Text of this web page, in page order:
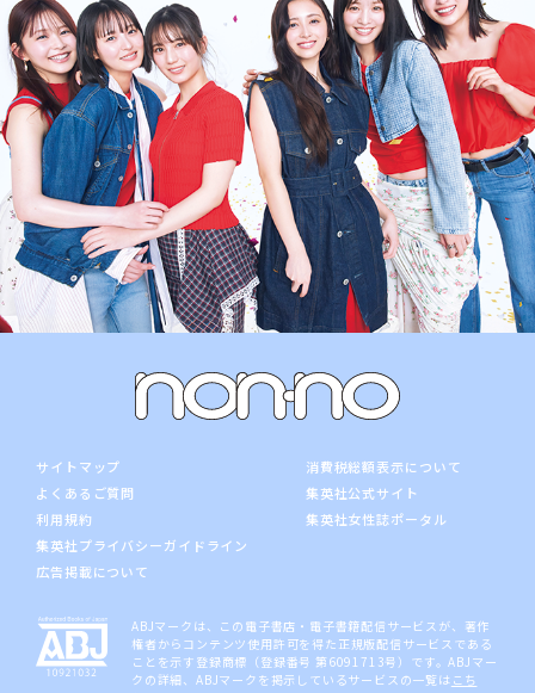
サイトマップ
よくあるご質問
利用規約
集英社プライバシーガイドライン
広告掲載について
消費税総額表示について
集英社公式サイト
集英社女性誌ポータル
ABJマークは、この電子書店・電子書籍配信サービスが、著作
権者からコンテンツ使用許可を得た正規版配信サービスである
ことを示す登録商標（登録番号 第6091713号）です。ABJマー
クの詳細、ABJマークを掲示しているサービスの一覧は こち